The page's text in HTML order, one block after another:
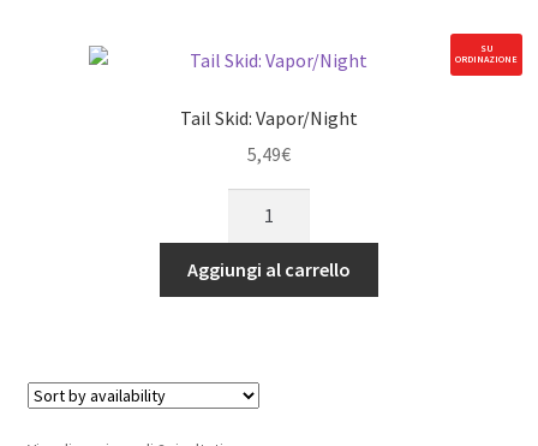
quantità
SU
ORDINAZIONE
Tail Skid: Vapor/Night
5,49€
Vapor/Night
quantità
Aggiungi al carrello